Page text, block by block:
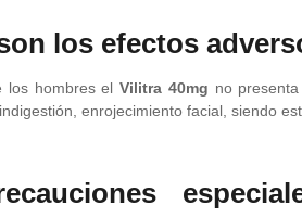
los efectos
los hombres elVilitra 40mg no
enrojecimiento facial, siendo